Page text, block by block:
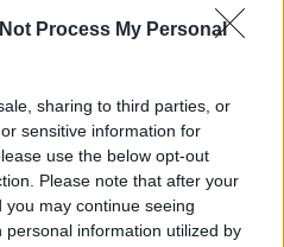
Process My Personal
sharing to third parties, or
sensitive information for
use the below opt-out
Please note that after your
may continue seeing
information utilized by